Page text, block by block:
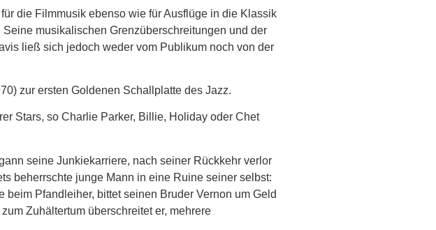
die Filmmusik ebenso wie für Ausflüge in die Klassik
musikalischen Grenzüberschreitungen und der
ließ sich jedoch weder vom Publikum noch von der
zur ersten Goldenen Schallplatte des Jazz.
Stars, so Charlie Parker, Billie, Holiday oder Chet
seine Junkiekarriere, nach seiner Rückkehr verlor
beherrschte junge Mann in eine Ruine seiner selbst:
Pfandleiher, bittet seinen Bruder Vernon um Geld
Zuhältertum überschreitet er, mehrere